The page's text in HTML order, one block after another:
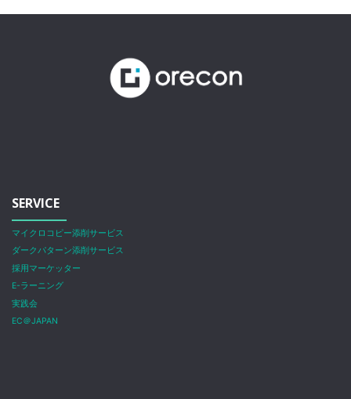
SERVICE
マイクロコピー添削サービス
ダークパターン添削サービス
採用マーケッター
E-ラーニング
実践会
EC＠JAPAN